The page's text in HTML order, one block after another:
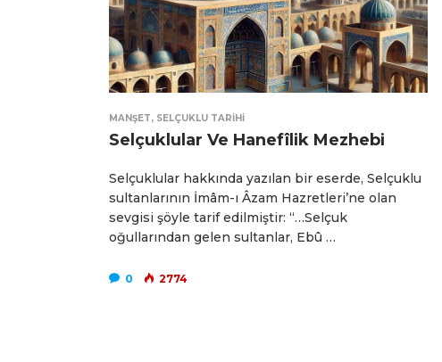
MANŞET, SELÇUKLU TARIHI
Selçuklular Ve Hanefîlik Mezhebi
Selçuklular hakkında yazılan bir eserde, Selçuklu
sultanlarının İmâm-ı Âzam Hazretleri’ne olan
sevgisi şöyle tarif edilmiştir: “…Selçuk
oğullarından gelen sultanlar, Ebû …
0 2774